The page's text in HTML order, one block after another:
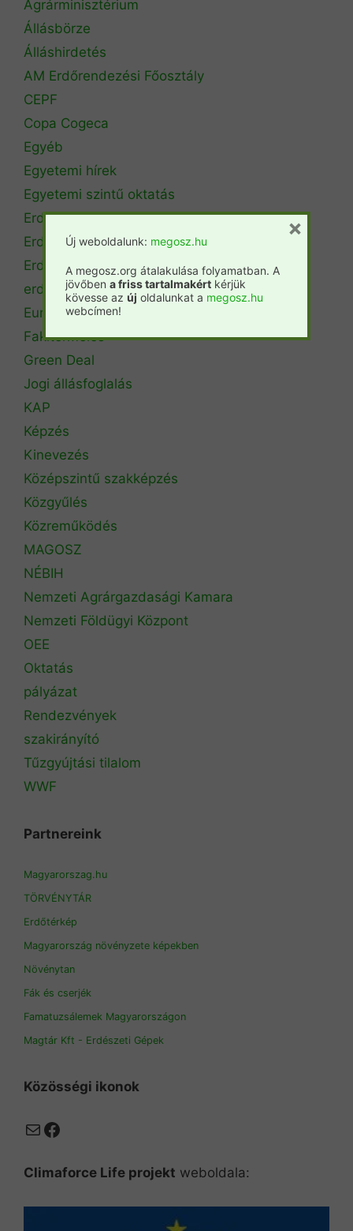
Agrárminisztérium
Állásbörze
Álláshirdetés
AM Erdőrendezési Főosztály
CEPF
Copa Cogeca
Egyéb
Egyetemi hírek
Egyetemi szintű oktatás
Erdészeti szakszemélyzet
Erdőtérkép
Erdőtörvény
erdőtűz
Európai Unió
Fakitermelés
Green Deal
Jogi állásfoglalás
KAP
Képzés
Kinevezés
Középszintű szakképzés
Közgyűlés
Közreműködés
MAGOSZ
NÉBIH
Nemzeti Agrárgazdasági Kamara
Nemzeti Földügyi Központ
OEE
Oktatás
pályázat
Rendezvények
szakirányító
Tűzgyújtási tilalom
WWF
Partnereink
Magyarorszag.hu
TÖRVÉNYTÁR
Erdőtérkép
Magyarország növényzete képekben
Növénytan
Fák és cserjék
Famatuzsálemek Magyarországon
Magtár Kft - Erdészeti Gépek
Közösségi ikonok
MailFacebook
Climaforce Life projekt weboldala:
Új weboldalunk: megosz.hu
A megosz.org átalakulása folyamatban. A
jövőben a friss tartalmakért kérjük
kövesse az új oldalunkat a megosz.hu
webcímen!
×